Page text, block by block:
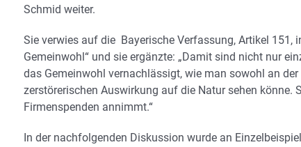
Schmid weiter.
Sie verwies auf die Bayerische Verfassung, Artikel
Gemeinwohl“ und sie ergänzte: „Damit sind nicht nur
das Gemeinwohl vernachlässigt, wie man sowohl an
zerstörerischen Auswirkung auf die Natur sehen könne.
Firmenspenden annimmt.“
In der nachfolgenden Diskussion wurde an